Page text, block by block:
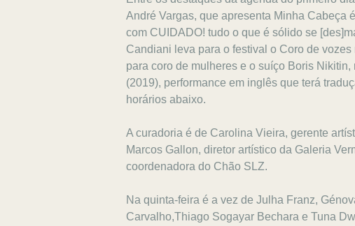
André Vargas, que apresenta Minha Cabeça
com CUIDADO! tudo o que é sólido se
Candiani leva para o festival o Coro de
para coro de mulheres e o suíço Boris
(2019), performance em inglês que terá
horários abaixo.
A curadoria é de Carolina Vieira, gerente
Marcos Gallon, diretor artístico da Galeria
coordenadora do Chão SLZ.
Na quinta-feira é a vez de Julha Franz,
Carvalho,Thiago Sogayar Bechara e Tuna